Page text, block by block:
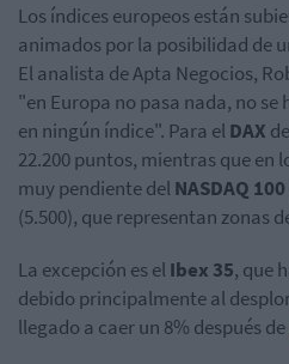
Los índices europeos están
animados por la posibilidad de
El analista de Apta Negocios,
"en Europa no pasa nada, no
en ningún índice". Para elDAX
22.200 puntos, mientras que en
muy pendiente delNASDAQ 100
(5.500), que representan zonas
La excepción es elIbex 35, que
debido principalmente al
llegado a caer un 8% después de